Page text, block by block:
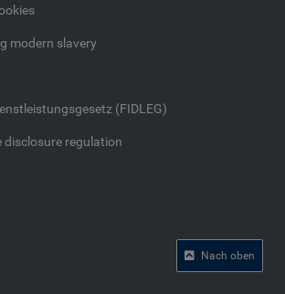
modern slavery
(FIDLEG)
disclosure regulation
Nach oben